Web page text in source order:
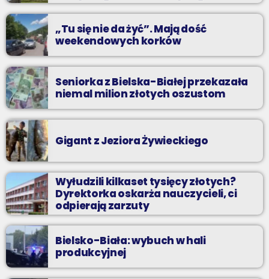
praca”
„Tu się nie da żyć”. Mają dość
weekendowych korków
Seniorka z Bielska-Białej przekazała
niemal milion złotych oszustom
Gigant z Jeziora Żywieckiego
Wyłudzili kilkaset tysięcy złotych?
Dyrektorka oskarża nauczycieli, ci
odpierają zarzuty
Bielsko-Biała: wybuch w hali
produkcyjnej